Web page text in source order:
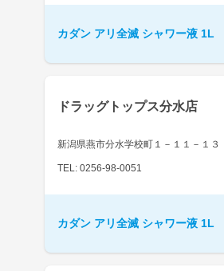
カダン アリ全滅 シャワー液 1L
ドラッグトップス分水店
新潟県燕市分水学校町１－１１－１３
TEL: 0256-98-0051
カダン アリ全滅 シャワー液 1L